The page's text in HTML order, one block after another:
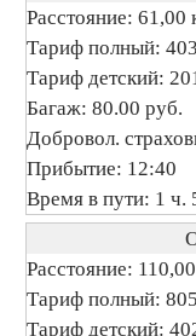
Расстояние: 61,00
Тариф полный:
Тариф детский:
Багаж: 80.00 руб.
Добровол.
Прибытие: 12:40
Время в пути: 1 ч.
Расстояние:
Тариф полный:
Тариф детский: